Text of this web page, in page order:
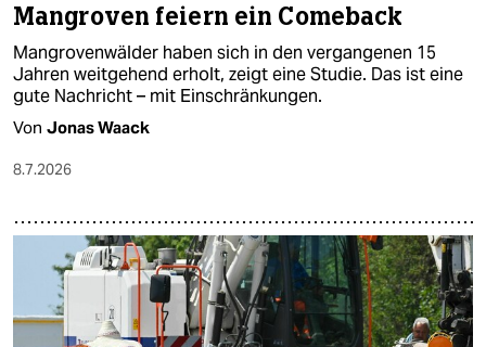
Mangroven feiern ein Comeback
Mangrovenwälder haben sich in den vergangenen 15
Jahren weitgehend erholt, zeigt eine Studie. Das ist eine
gute Nachricht – mit Einschränkungen.
Von Jonas Waack
8.7.2026